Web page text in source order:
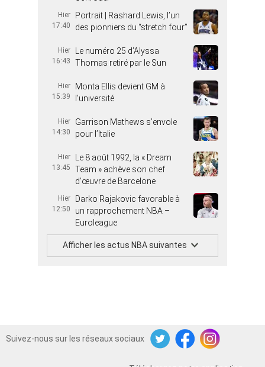
Hier
17:40
Portrait | Rashard Lewis, l’un
des pionniers du “stretch four”
Hier
16:43
Le numéro 25 d’Alyssa
Thomas retiré par le Sun
Hier
15:39
Monta Ellis devient GM à
l’université
Hier
14:30
Garrison Mathews s’envole
pour l’Italie
Hier
13:45
Le 8 août 1992, la « Dream
Team » achève son chef
d’œuvre de Barcelone
Hier
12:50
Darko Rajakovic favorable à
un rapprochement NBA –
Euroleague
Afficher les actus NBA suivantes
Suivez-nous sur les réseaux sociaux
TwitterFacebookInstagram